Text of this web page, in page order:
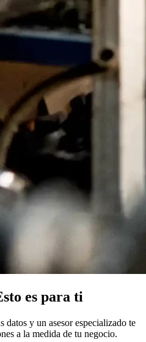
es para ti
datos y un asesor especializado te
a la medida de tu negocio.